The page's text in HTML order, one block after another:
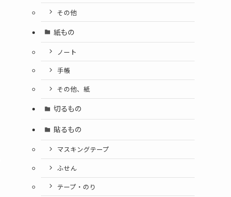
その他
紙もの
ノート
手帳
その他、紙
切るもの
貼るもの
マスキングテープ
ふせん
テープ・のり